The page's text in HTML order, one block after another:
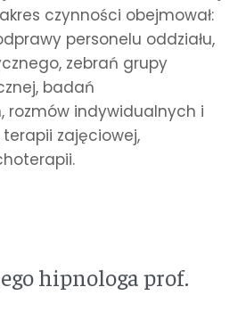
czynności obejmował:
personelu oddziału,
zebrań grupy
badań
rozmów indywidualnych i
zajęciowej,
hipnologa prof.